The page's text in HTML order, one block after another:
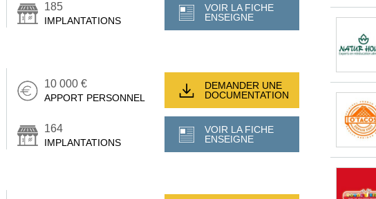
185
IMPLANTATIONS
VOIR LA FICHE
ENSEIGNE
10 000 €
APPORT PERSONNEL
164
IMPLANTATIONS
DEMANDER UNE
DOCUMENTATION
VOIR LA FICHE
ENSEIGNE